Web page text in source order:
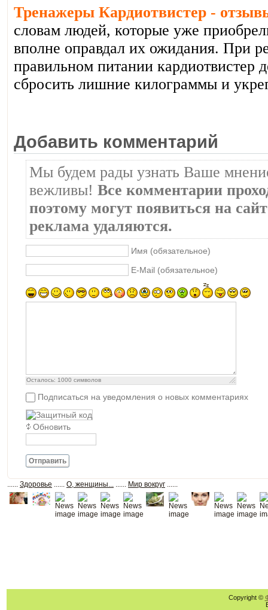
Тренажеры Кардиотвистер -
словам людей, которые уже
вполне оправдал их ожидания. При
правильном питании кардиотвистер
сбросить лишние килограммы и
Добавить комментарий
Мы будем рады узнать Ваше
вежливы! Все комментарии
поэтому могут появиться на
реклама удаляются.
Имя (обязательное)
E-Mail (обязательное)
Осталось: 1000 символов
Подписаться на уведомления о новых комментариях
Обновить
Отправить
...... Здоровье ...... О, женщины... ...... Мир вокруг ......
Copyright ©